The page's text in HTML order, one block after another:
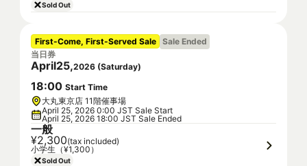
Sold Out
First-Come, First-Served Sale Sale Ended
当日券
April25,2026 (Saturday)
18:00 Start Time
大丸東京店 11階催事場
April 25, 2026 0:00 JST Sale Start
April 25, 2026 18:00 JST Sale Ended
一般
¥2,300(tax included)
小学生（¥1,300）
Sold Out